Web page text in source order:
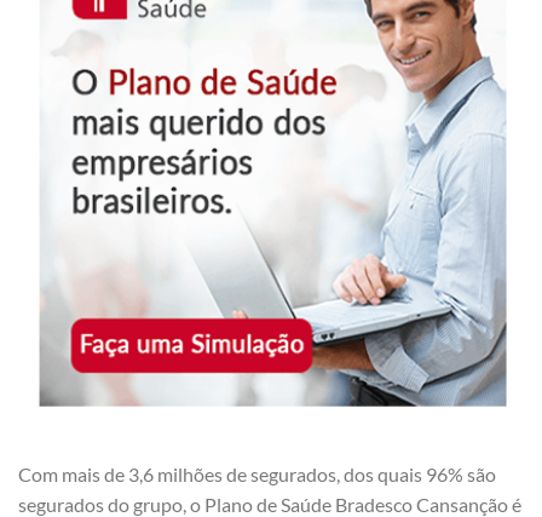
Com mais de 3,6 milhões de segurados, dos quais 96% são
segurados do grupo, o Plano de Saúde Bradesco Cansanção é